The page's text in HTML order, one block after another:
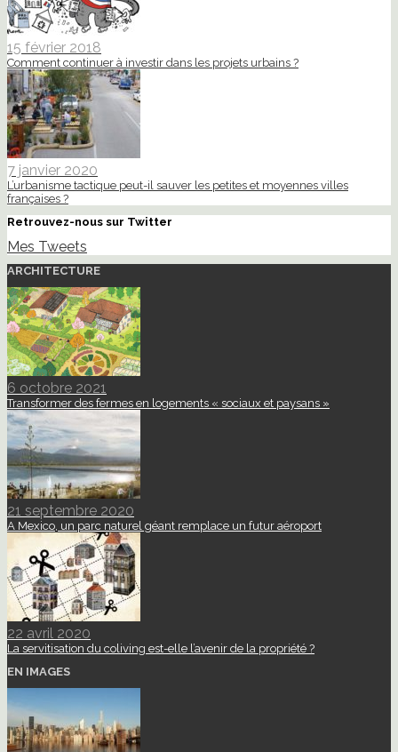
15 février 2018
Comment continuer à investir dans les projets urbains ?
7 janvier 2020
L’urbanisme tactique peut-il sauver les petites et moyennes villes
françaises ?
Retrouvez-nous sur Twitter
Mes Tweets
ARCHITECTURE
6 octobre 2021
Transformer des fermes en logements « sociaux et paysans »
21 septembre 2020
A Mexico, un parc naturel géant remplace un futur aéroport
22 avril 2020
La servitisation du coliving est-elle l’avenir de la propriété ?
EN IMAGES